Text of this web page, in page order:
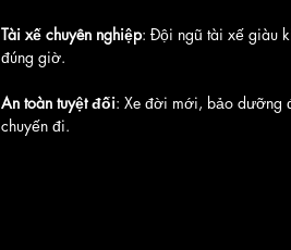
Tài xế chuyên nghiệp: Đội ngũ tài xế giàu
đúng giờ.
An toàn tuyệt đối: Xe đời mới, bảo dưỡng
chuyến đi.